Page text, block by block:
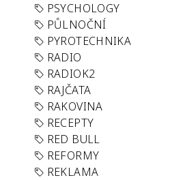
PSYCHOLOGY
PŮLNOČNÍ
PYROTECHNIKA
RADIO
RADIOK2
RAJČATA
RAKOVINA
RECEPTY
RED BULL
REFORMY
REKLAMA